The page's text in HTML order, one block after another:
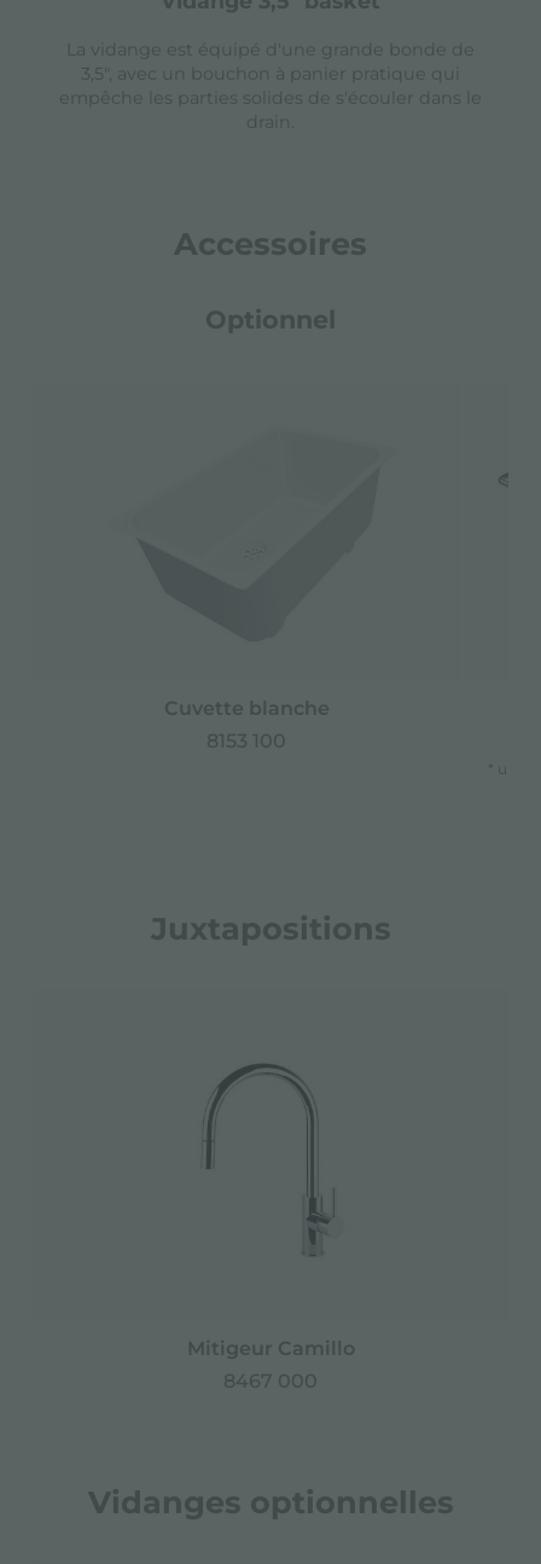
La vidange est équipé d'une grande bonde de
3,5", avec un bouchon à panier pratique qui
empêche les parties solides de s'écouler dans le
drain.
Accessoires
Optionnel
Cuvette blanche
8153 100
*
Juxtapositions
Mitigeur Camillo
8467 000
Vidanges optionnelles